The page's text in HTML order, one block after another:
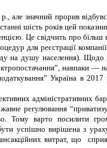
але значний прорив
шість років цей
Це свідчить про більш
для реєстрації
на душу населення).
навпаки —
Україна в
адміністративних
регулювання
варто посилити
успішно вирішена з
витрат, що